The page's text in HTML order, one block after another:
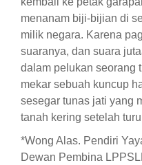
menanam biji-bijian di
milik negara. Karena
suaranya, dan suara
dalam pelukan seorang
mekar sebuah kuncup
sesegar tunas jati yang
tanah kering setelah
*Wong Alas. Pendiri
Dewan Pembina